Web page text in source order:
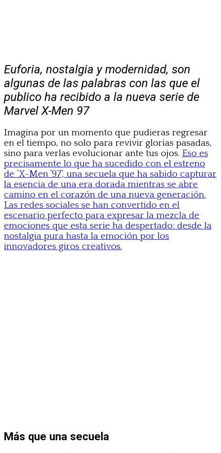
Euforia, nostalgia y modernidad, son
algunas de las palabras con las que el
publico ha recibido a la nueva serie de
Marvel X-Men 97
Imagina por un momento que pudieras regresar
en el tiempo, no solo para revivir glorias pasadas,
sino para verlas evolucionar ante tus ojos. Eso es
precisamente lo que ha sucedido con el estreno
de ‘X-Men ’97’, una secuela que ha sabido capturar
la esencia de una era dorada mientras se abre
camino en el corazón de una nueva generación.
Las redes sociales se han convertido en el
escenario perfecto para expresar la mezcla de
emociones que esta serie ha despertado: desde la
nostalgia pura hasta la emoción por los
innovadores giros creativos.
Más que una secuela